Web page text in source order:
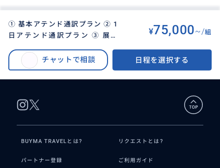
① 基本アテンド通訳プラン ② 1
日アテンド通訳プラン ③ 展示
¥75,000~/組
チャットで相談 日程を選択する
ラスベガス現地アテンド通訳｜展示会・商談・企業視察・観光同行を日本語
でサポート
BUYMA TRAVELとは? リクエストとは?
パートナー登録 ご利用ガイド